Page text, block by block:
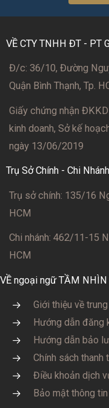
VỀ CTY TNHH ĐT - PT
Đ/c: 36/10, Đường
Quận Bình Thạnh, Tp.
Giấy chứng nhận
kinh doanh, Sở kế
ngày 13/06/2019
Trụ Sở Chính - Chi Nhánh
Trụ sở chính: 135/16
HCM
Chi nhánh: 462/11-15
HCM
VỀ ngoại ngữ TẦM NHÌN
Giới thiệu về
Hướng dẫn đăng
Hướng dẫn bảo
Chính sách thanh
Điều khoản dịch
Bảo mật thông tin